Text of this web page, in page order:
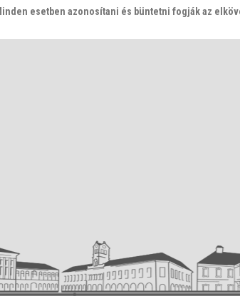
esetben azonosítani és büntetni fogják az